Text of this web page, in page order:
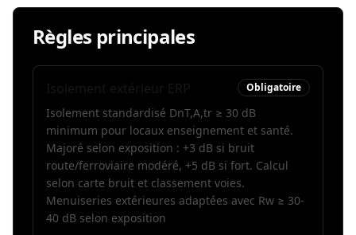
Règles principales
Obligatoire
Isolement standardisé DnT,A,tr ≥ 30 dB
minimum pour locaux enseignement et santé.
Majoré selon exposition : +3 dB si bruit
route/ferroviaire modéré, +5 dB si fort. Calcul
selon carte bruit et classement voies.
Menuiseries extérieures adaptées avec Rw ≥ 30-
40 dB selon exposition